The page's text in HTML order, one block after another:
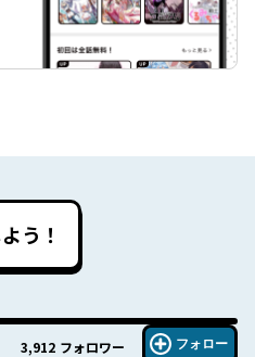
う！
3,912 フォロワー フォロー